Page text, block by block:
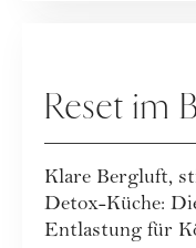
Reset im
Klare Bergluft,
Detox-Küche:
Entlastung für